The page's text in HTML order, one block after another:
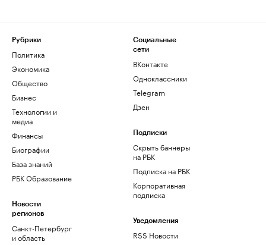
Рубрики
Политика
Экономика
Общество
Бизнес
Технологии и
медиа
Финансы
Биографии
База знаний
РБК Образование
Новости
регионов
Санкт-Петербург
и область
Социальные
сети
ВКонтакте
Одноклассники
Telegram
Дзен
Подписки
Скрыть баннеры
на РБК
Подписка на РБК
Корпоративная
подписка
Уведомления
RSS Новости